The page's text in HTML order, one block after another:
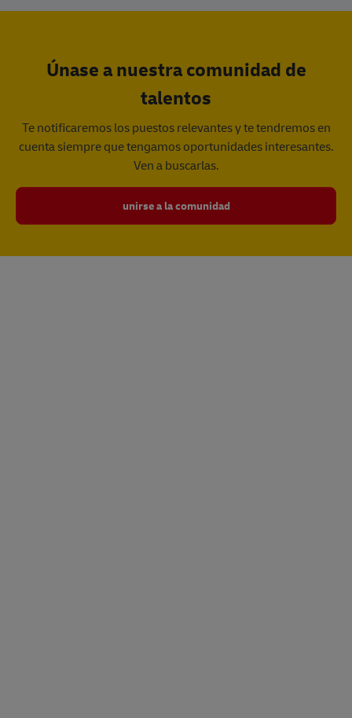
Únase a nuestra comunidad de
talentos
Te notificaremos los puestos relevantes y te tendremos en
cuenta siempre que tengamos oportunidades interesantes.
Ven a buscarlas.
unirse a la comunidad